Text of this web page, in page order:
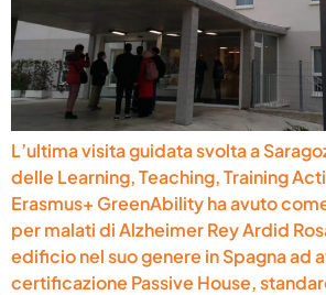
L’ultima visita guidata svolta a
delle Learning, Teaching, Training
Erasmus+ GreenAbility ha avuto
per malati di Alzheimer Rey Ardid
edificio nel suo genere in Spagna ad
certificazione Passive House,